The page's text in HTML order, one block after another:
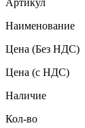
Артикул
Наименование
Цена (Без НДС)
Цена (с НДС)
Наличие
Кол-во